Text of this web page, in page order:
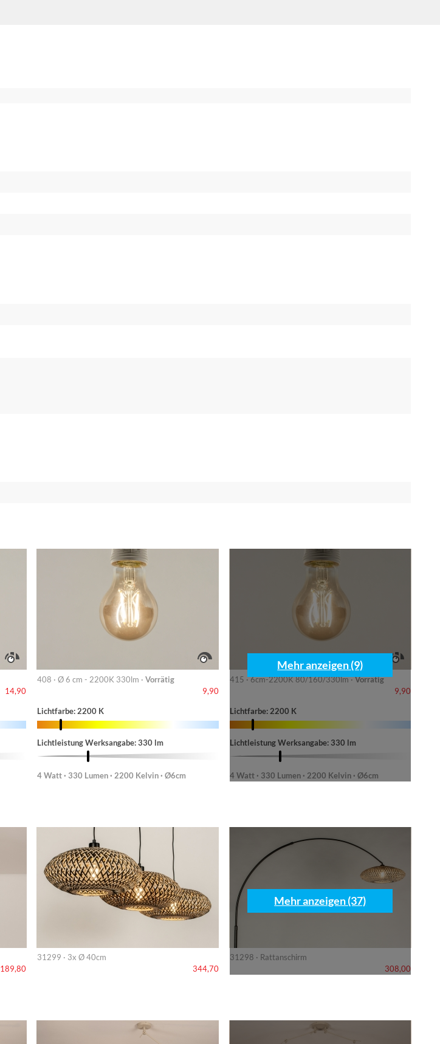
14,90
408 · Ø 6 cm - 2200K 330lm · Vorrätig
9,90
Lichtfarbe: 2200 K
Lichtleistung Werksangabe: 330 lm
4 Watt · 330 Lumen · 2200 Kelvin · Ø6cm
415 · 6cm-2200K 80/160/330lm ·Vorrätig
9,90
Lichtfarbe: 2200 K
Lichtleistung Werksangabe: 330 lm
4 Watt · 330 Lumen · 2200 Kelvin · Ø6cm
Mehr anzeigen (9)
189,80
31299 · 3x Ø 40cm
344,70
31298 · Rattanschirm
308,00
Mehr anzeigen (37)